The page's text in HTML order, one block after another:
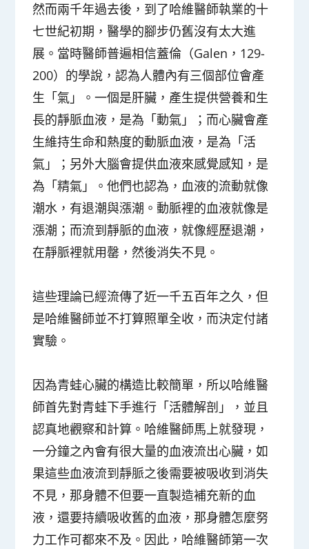
然而兩千年過去後，到了哈維醫師執業的十
七世紀初期，醫學的腳步仍舊沒有太大進
展。當時醫師普遍相信蓋倫（Galen，129-
200）的學說，認為人體內有三個部位會產
生「氣」。一個是肝臟，產生提供營養和生
長的靜脈血液，是為「動氣」；而心臟會產
生維持生命和熱度的動脈血液，是為「活
氣」；另外大腦會提供血液來感覺感知，是
為「精氣」。他們也認為，血液的流動就像
潮水，有退潮與漲潮。動脈裡的血液就像是
漲潮；而流到靜脈的血液，就像經歷退潮，
在靜脈裡就用罄，然後消失不見。
這些理論已經流傳了近一千五百年之久，但
是哈維醫師並不打算照單全收，而決定付諸
實驗。
因為青蛙心臟的構造比較簡單，所以哈維醫
師首先對青蛙下手進行「活體解剖」，並且
認真地觀察和計算。哈維醫師馬上就發現，
一分鐘之內會有很大量的血液流出心臟，如
果這些血液流到靜脈之後需要被吸收到消失
不見，那身體不但要一直製造補充新的血
液，還要持續吸收舊的血液，那身體怎麼努
力工作可都來不及。因此，哈維醫師第一次